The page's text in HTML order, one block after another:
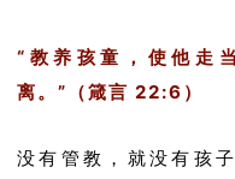
“教养孩童，使他走
离。”（箴言 22:6）
没有管教，就没有孩